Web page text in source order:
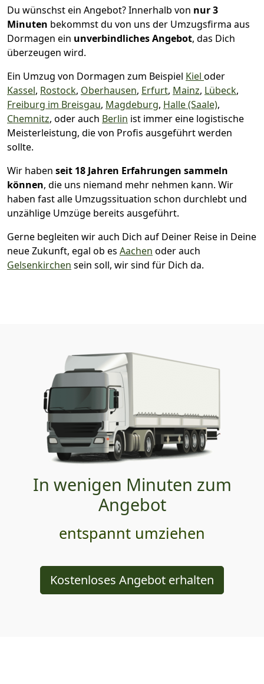
Du wünschst ein Angebot? Innerhalb von nur 3
Minuten bekommst du von uns der Umzugsfirma aus
Dormagen ein unverbindliches Angebot, das Dich
überzeugen wird.
Ein Umzug von Dormagen zum Beispiel Kiel oder
Kassel, Rostock, Oberhausen, Erfurt, Mainz, Lübeck,
Freiburg im Breisgau, Magdeburg, Halle (Saale),
Chemnitz, oder auch Berlin ist immer eine logistische
Meisterleistung, die von Profis ausgeführt werden
sollte.
Wir haben seit 18 Jahren Erfahrungen sammeln
können, die uns niemand mehr nehmen kann. Wir
haben fast alle Umzugssituation schon durchlebt und
unzählige Umzüge bereits ausgeführt.
Gerne begleiten wir auch Dich auf Deiner Reise in Deine
neue Zukunft, egal ob es Aachen oder auch
Gelsenkirchen sein soll, wir sind für Dich da.
In wenigen Minuten zum
Angebot
entspannt umziehen
Kostenloses Angebot erhalten